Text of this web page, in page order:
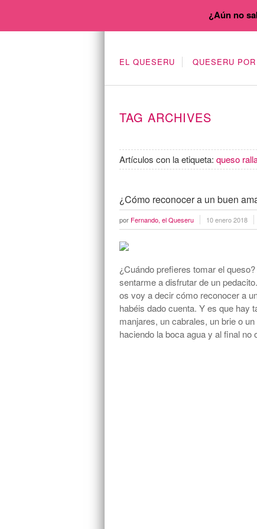
EL QUESERU QUESERU
TAG ARCHIVES
Artículos con la etiqueta: queso
¿Cómo reconocer a un buen
por Fernando, el Queseru 10 enero 2018
¿Cuándo prefieres tomar el
sentarme a disfrutar de un
os voy a decir cómo reconocer a
habéis dado cuenta. Y es que hay
manjares, un cabrales, un brie o
haciendo la boca agua y al final
¿Aún no